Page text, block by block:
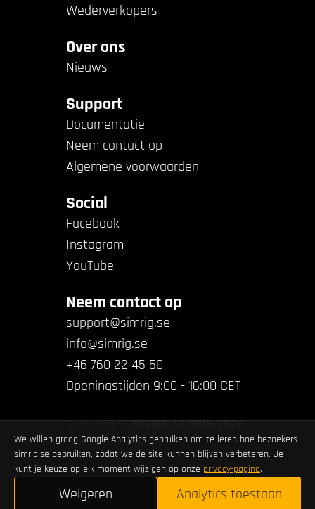
Wederverkopers
Over ons
Nieuws
Support
Documentatie
Neem contact op
Algemene voorwaarden
Social
Facebook
Instagram
YouTube
Neem contact op
support@simrig.se
info@simrig.se
+46 760 22 45 50
Openingstijden 9:00 - 16:00 CET
Copyright ©SIMRIG AB 2018-2026.
All rights reserved.
We willen graag Google Analytics gebruiken om te leren hoe bezoekers
simrig.se gebruiken, zodat we de site kunnen blijven verbeteren. Je
kunt je keuze op elk moment wijzigen op onze privacy-pagina.
Weigeren Analytics toestaan